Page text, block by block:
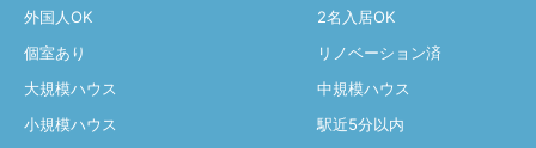
外国人OK
2名入居OK
個室あり
リノベーション済
大規模ハウス
中規模ハウス
小規模ハウス
駅近5分以内